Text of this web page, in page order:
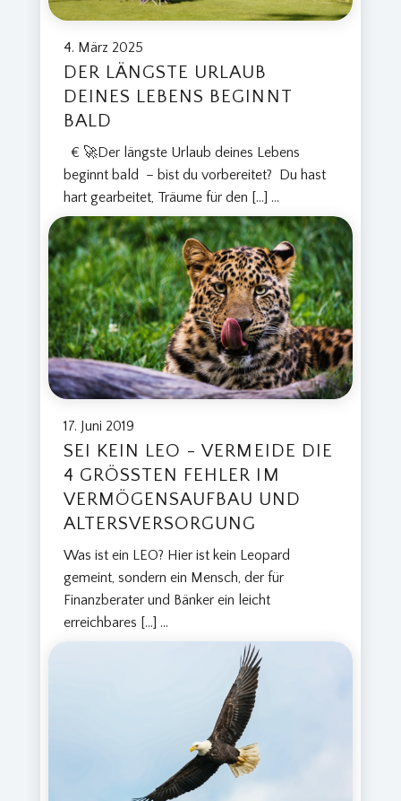
4. März 2025
DER LÄNGSTE URLAUB
DEINES LEBENS BEGINNT
BALD
€ 🚀Der längste Urlaub deines Lebens
beginnt bald – bist du vorbereitet? Du hast
hart gearbeitet, Träume für den […] ...
17. Juni 2019
SEI KEIN LEO - VERMEIDE DIE
4 GRÖSSTEN FEHLER IM V
ERMÖGENSAUFBAU UND A
LTERSVERSORGUNG
Was ist ein LEO? Hier ist kein Leopard
gemeint, sondern ein Mensch, der für
Finanzberater und Bänker ein leicht
erreichbares […] ...